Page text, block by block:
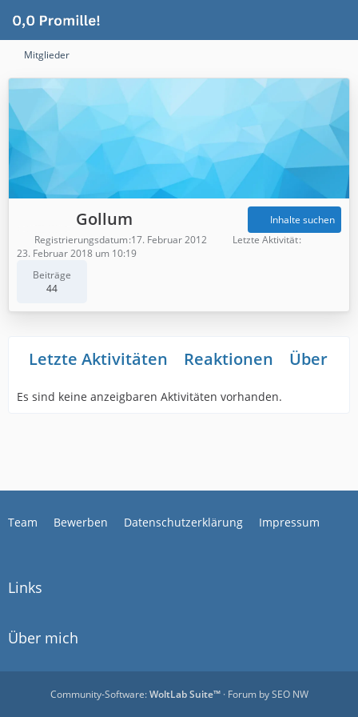
Mitglieder
Gollum
Beiträge
44
Inhalte suchen
Registrierungsdatum 17. Februar 2012
Letzte Aktivität
23. Februar 2018 um 10:19
Letzte Aktivitäten Reaktionen Über
Es sind keine anzeigbaren Aktivitäten vorhanden.
Team Bewerben Datenschutzerklärung Impressum
Links
Über mich
Community-Software:WoltLab Suite™· Forum bySEO NW